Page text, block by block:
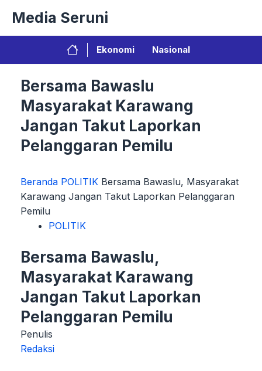
isi
Media Seruni
Ekonomi Nasional
Bersama Bawaslu
Masyarakat Karawang
Jangan Takut Laporkan
Pelanggaran Pemilu
Beranda POLITIK Bersama Bawaslu, Masyarakat
Karawang Jangan Takut Laporkan Pelanggaran
Pemilu
POLITIK
Bersama Bawaslu,
Masyarakat Karawang
Jangan Takut Laporkan
Pelanggaran Pemilu
Penulis
Redaksi